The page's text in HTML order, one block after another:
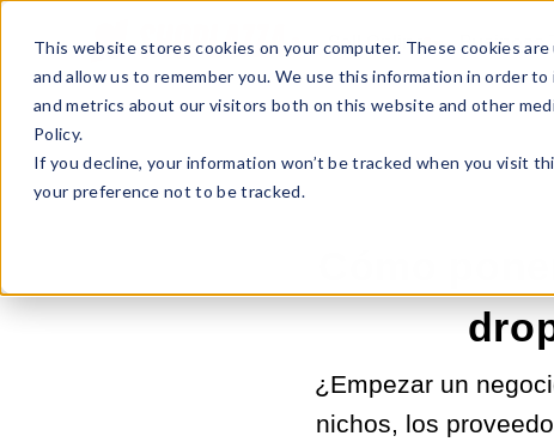
This website stores cookies on your computer. These cookies
and allow us to remember you. We use this information in order
and metrics about our visitors both on this website and other
Policy.
If you decline, your information won’t be tracked when you visit
your preference not to be tracked.
Sell Online Business
Cómo
¿Empezar un
nichos, los